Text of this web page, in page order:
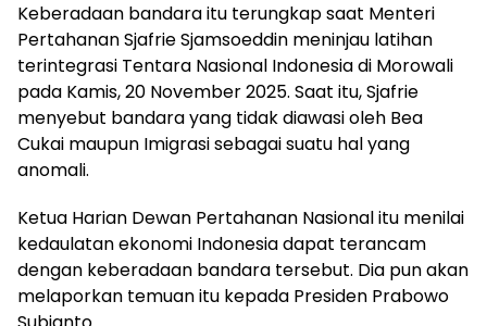
Keberadaan bandara itu terungkap saat Menteri
Pertahanan Sjafrie Sjamsoeddin meninjau latihan
terintegrasi Tentara Nasional Indonesia di Morowali
pada Kamis, 20 November 2025. Saat itu, Sjafrie
menyebut bandara yang tidak diawasi oleh Bea
Cukai maupun Imigrasi sebagai suatu hal yang
anomali.
Ketua Harian Dewan Pertahanan Nasional itu menilai
kedaulatan ekonomi Indonesia dapat terancam
dengan keberadaan bandara tersebut. Dia pun akan
melaporkan temuan itu kepada Presiden Prabowo